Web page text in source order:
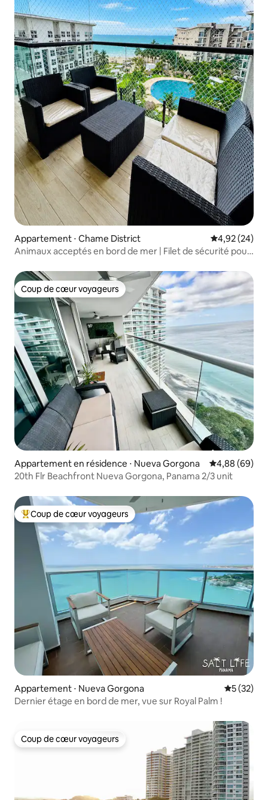
Appartement ⋅ Chame District Évaluation
4,92 (24)
Animaux acceptés en bord de mer | Filet de sécurité pour
Coup de cœur voyageurs
Coup de cœur voyageurs
Appartement en résidence ⋅ Nueva Gorgona Évaluation
4,88 (69)
20th Flr Beachfront Nueva Gorgona, Panama 2/3 unit
Coups de cœur voyageurs les plus appréciés
Coup de cœur voyageurs
Appartement ⋅ Nueva Gorgona
5 (32)
Dernier étage en bord de mer, vue sur Royal Palm !
Coup de cœur voyageurs
Coup de cœur voyageurs